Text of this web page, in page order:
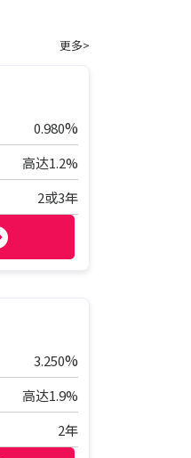
更多>
0.980%
高达1.2%
2或3年
3.250%
高达1.9%
2年